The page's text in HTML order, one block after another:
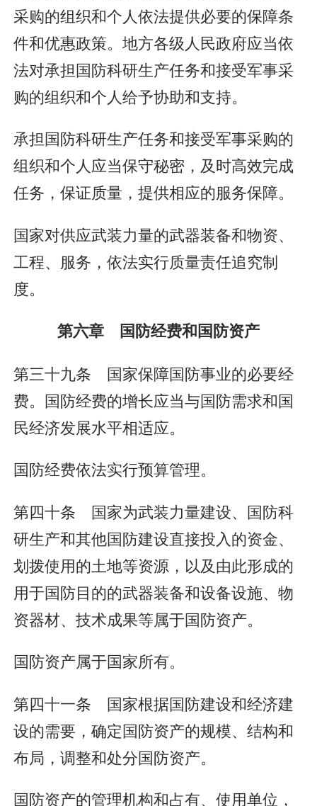
采购的组织和个人依法提供必要的保障条
件和优惠政策。地方各级人民政府应当依
法对承担国防科研生产任务和接受军事采
购的组织和个人给予协助和支持。
承担国防科研生产任务和接受军事采购的
组织和个人应当保守秘密，及时高效完成
任务，保证质量，提供相应的服务保障。
国家对供应武装力量的武器装备和物资、
工程、服务，依法实行质量责任追究制
度。
第六章 国防经费和国防资产
第三十九条 国家保障国防事业的必要经
费。国防经费的增长应当与国防需求和国
民经济发展水平相适应。
国防经费依法实行预算管理。
第四十条 国家为武装力量建设、国防科
研生产和其他国防建设直接投入的资金、
划拨使用的土地等资源，以及由此形成的
用于国防目的的武器装备和设备设施、物
资器材、技术成果等属于国防资产。
国防资产属于国家所有。
第四十一条 国家根据国防建设和经济建
设的需要，确定国防资产的规模、结构和
布局，调整和处分国防资产。
国防资产的管理机构和占有、使用单位，